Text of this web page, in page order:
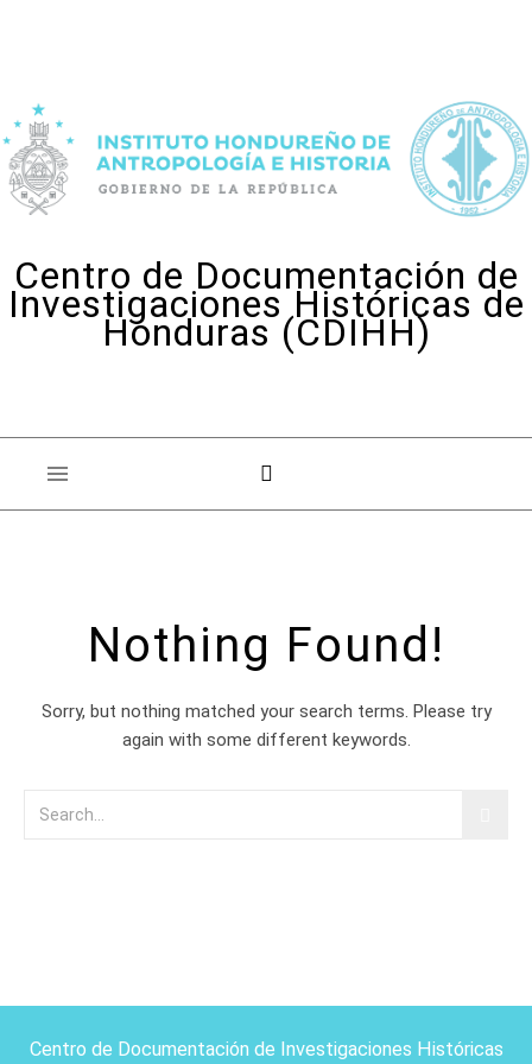
Centro de Documentación de
Investigaciones Históricas de
Honduras (CDIHH)
Nothing Found!
Sorry, but nothing matched your search terms. Please try
again with some different keywords.
Centro de Documentación de Investigaciones Históricas